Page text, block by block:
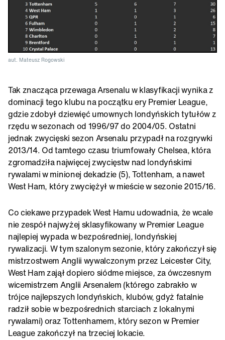
aut. Mateusz Rogowski
Tak znacząca przewaga Arsenalu w klasyfikacji wynika z
dominacji tego klubu na początku ery Premier League,
gdzie zdobył dziewięć umownych londyńskich tytułów z
rzędu w sezonach od 1996/97 do 2004/05. Ostatni
jednak zwycięski sezon Arsenalu przypadł na rozgrywki
2013/14. Od tamtego czasu triumfowały Chelsea, która
zgromadziła najwięcej zwycięstw nad londyńskimi
rywalami w minionej dekadzie (5), Tottenham, a nawet
West Ham, który zwyciężył w mieście w sezonie 2015/16.
Co ciekawe przypadek West Hamu udowadnia, że wcale
nie zespół najwyżej sklasyfikowany w Premier League
najlepiej wypada w bezpośredniej, londyńskiej
rywalizacji. W tym szalonym sezonie, który zakończył się
mistrzostwem Anglii wywalczonym przez Leicester City,
West Ham zajął dopiero siódme miejsce, za ówczesnym
wicemistrzem Anglii Arsenalem (którego zabrakło w
trójce najlepszych londyńskich, klubów, gdyż fatalnie
radził sobie w bezpośrednich starciach z lokalnymi
rywalami) oraz Tottenhamem, który sezon w Premier
League zakończył na trzeciej lokacie.